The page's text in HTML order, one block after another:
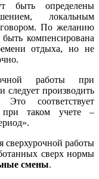
быть определены
локальным
По желанию
компенсирована
отдыха, но не
работы при
следует производить
Это соответствует
при таком учете –
сверхурочной работы
сверх нормы
смены.